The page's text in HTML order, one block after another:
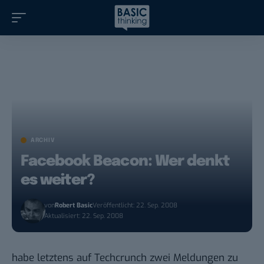
ARCHIV
Facebook Beacon: Wer denkt
es weiter?
vonRobert BasicVeröffentlicht: 22. Sep. 2008
Aktualisiert: 22. Sep. 2008
habe letztens auf Techcrunch zwei Meldungen zu